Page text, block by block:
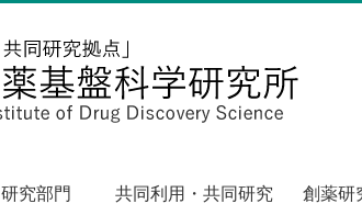
研究部門 共同利用・共同研究 創薬研